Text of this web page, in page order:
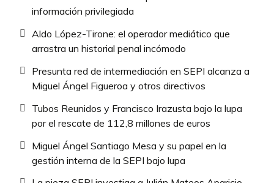
información privilegiada
Aldo López-Tirone: el operador mediático que
arrastra un historial penal incómodo
Presunta red de intermediación en SEPI alcanza a
Miguel Ángel Figueroa y otros directivos
Tubos Reunidos y Francisco Irazusta bajo la lupa
por el rescate de 112,8 millones de euros
Miguel Ángel Santiago Mesa y su papel en la
gestión interna de la SEPI bajo lupa